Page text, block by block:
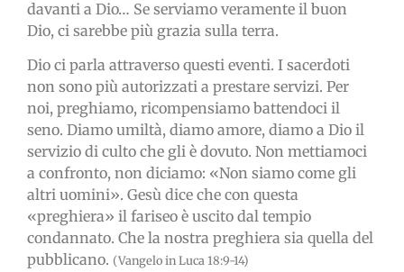
davanti a Dio… Se serviamo veramente il buon
Dio, ci sarebbe più grazia sulla terra.
Dio ci parla attraverso questi eventi. I sacerdoti
non sono più autorizzati a prestare servizi. Per
noi, preghiamo, ricompensiamo battendoci il
seno. Diamo umiltà, diamo amore, diamo a Dio il
servizio di culto che gli è dovuto. Non mettiamoci
a confronto, non diciamo: «Non siamo come gli
altri uomini». Gesù dice che con questa
«preghiera» il fariseo è uscito dal tempio
condannato. Che la nostra preghiera sia quella del
pubblicano. (Vangelo in Luca 18:9-14)